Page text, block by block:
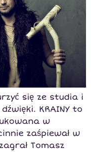
się ze studia i
KRAINY to
w
zaśpiewał w
Tomasz